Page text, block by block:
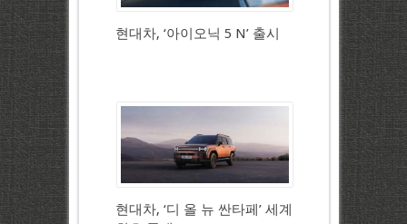
현대차, ‘아이오닉 5 N’ 출시
현대차, ‘디 올 뉴 싼타페’ 세계